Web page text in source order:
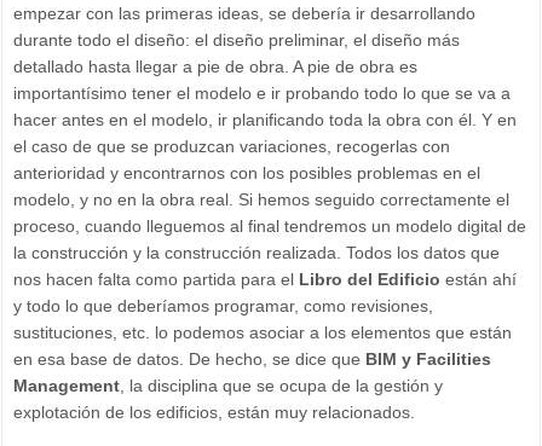
empezar con las primeras ideas, se debería ir desarrollando
durante todo el diseño: el diseño preliminar, el diseño más
detallado hasta llegar a pie de obra. A pie de obra es
importantísimo tener el modelo e ir probando todo lo que se va a
hacer antes en el modelo, ir planificando toda la obra con él. Y en
el caso de que se produzcan variaciones, recogerlas con
anterioridad y encontrarnos con los posibles problemas en el
modelo, y no en la obra real. Si hemos seguido correctamente el
proceso, cuando lleguemos al final tendremos un modelo digital de
la construcción y la construcción realizada. Todos los datos que
nos hacen falta como partida para el Libro del Edificio están ahí
y todo lo que deberíamos programar, como revisiones,
sustituciones, etc. lo podemos asociar a los elementos que están
en esa base de datos. De hecho, se dice que BIM y Facilities
Management , la disciplina que se ocupa de la gestión y
explotación de los edificios, están muy relacionados.